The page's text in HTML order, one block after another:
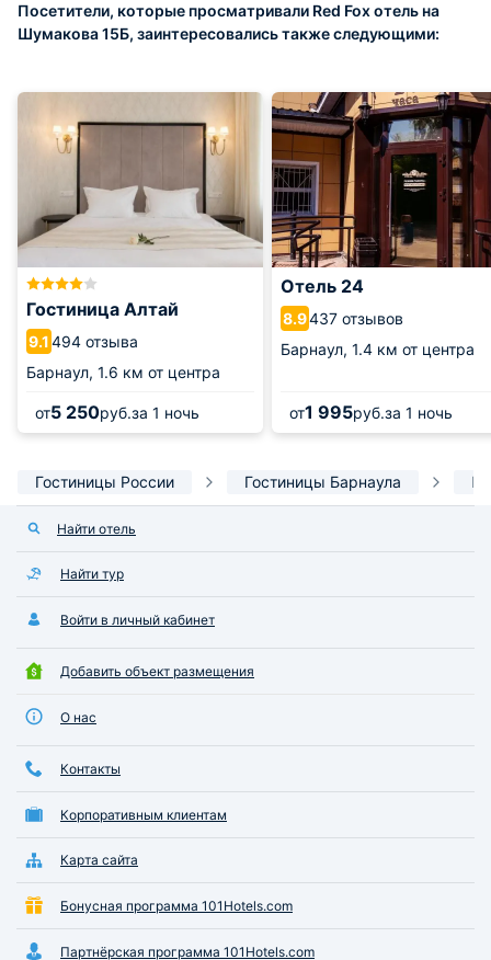
Посетители, которые просматривали Red Fox отель на
Шумакова 15Б, заинтересовались также следующими:
Гостиница Алтай
9.1494 отзыва
Барнаул, 1.6 км от центра
от5 250руб.за 1 ночь
Отель 24
8.9437 отзывов
Барнаул, 1.4 км от центра
от1 995руб.за 1 ночь
Гостиницы России Гостиницы Барнаула
Найти отель
Найти тур
Войти в личный кабинет
Добавить объект размещения
О нас
Контакты
Корпоративным клиентам
Карта сайта
Бонусная программа 101Hotels.com
Партнёрская программа 101Hotels.com